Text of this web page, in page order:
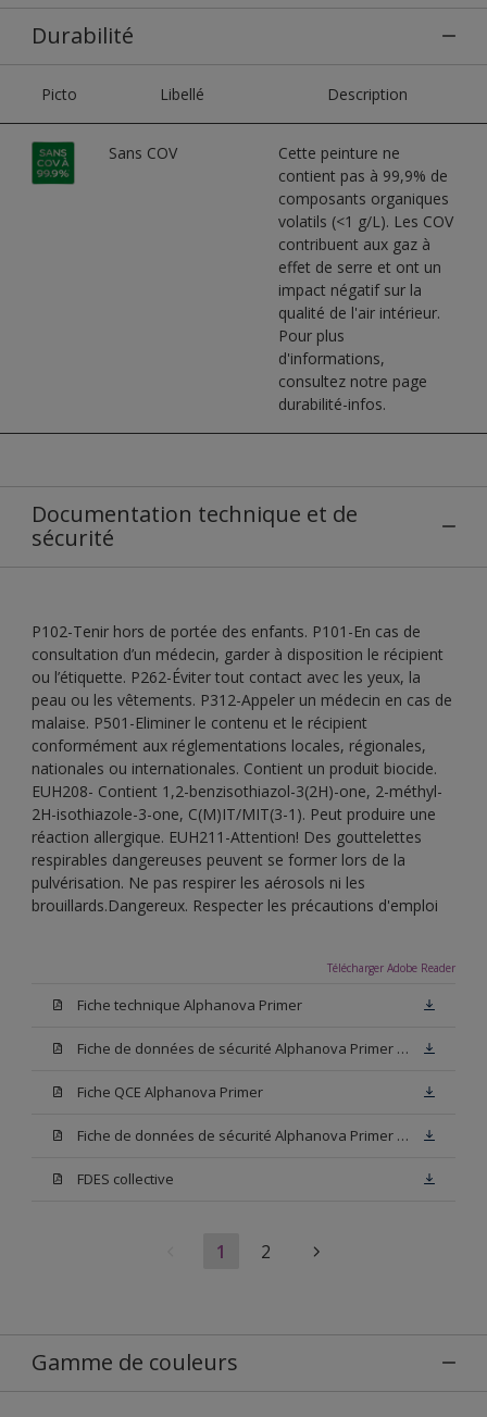
Durabilité
Picto Libellé Description
Sans COV
Cette peinture ne
contient pas à 99,9% de
composants organiques
volatils (<1 g/L). Les COV
contribuent aux gaz à
effet de serre et ont un
impact négatif sur la
qualité de l'air intérieur.
Pour plus
d'informations,
consultez notre page
durabilité-infos.
Documentation technique et de
sécurité
P102-Tenir hors de portée des enfants. P101-En cas de
consultation d’un médecin, garder à disposition le récipient
ou l’étiquette. P262-Éviter tout contact avec les yeux, la
peau ou les vêtements. P312-Appeler un médecin en cas de
malaise. P501-Eliminer le contenu et le récipient
conformément aux réglementations locales, régionales,
nationales ou internationales. Contient un produit biocide.
EUH208- Contient 1,2-benzisothiazol-3(2H)-one, 2-méthyl-
2H-isothiazole-3-one, C(M)IT/MIT(3-1). Peut produire une
réaction allergique. EUH211-Attention! Des gouttelettes
respirables dangereuses peuvent se former lors de la
pulvérisation. Ne pas respirer les aérosols ni les
brouillards.Dangereux. Respecter les précautions d'emploi
Télécharger Adobe Reader
Fiche technique Alphanova Primer
Fiche de données de sécurité Alphanova Primer Base W05
Fiche QCE Alphanova Primer
Fiche de données de sécurité Alphanova Primer Blanc
FDES collective
1 2
Gamme de couleurs